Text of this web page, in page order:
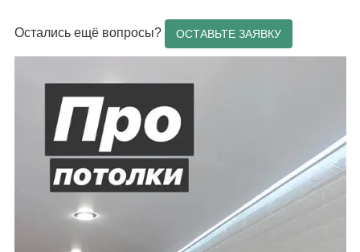
Остались ещё вопросы?
ОСТАВЬТЕ ЗАЯВКУ